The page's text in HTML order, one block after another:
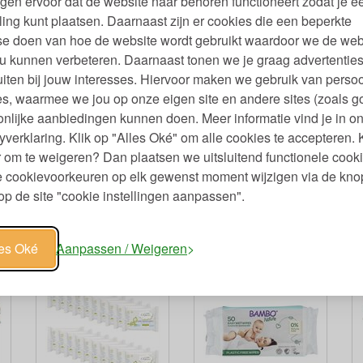
kunt plaatsen. Daarnaast zijn er cookies die een beperkte
doen van hoe de website wordt gebruikt waardoor we de
kunnen verbeteren. Daarnaast tonen we je graag
bij jouw interesses. Hiervoor maken we gebruik van
waarmee we jou op onze eigen site en andere sites (zoals
aanbiedingen kunnen doen. Meer informatie vind je in
Klik op "Alles Oké" om alle cookies te accepteren.
om te weigeren? Dan plaatsen we uitsluitend functionele
cookievoorkeuren op elk gewenst moment wijzigen via de
de site "cookie instellingen aanpassen".
Oké Aanpassen / Weigeren